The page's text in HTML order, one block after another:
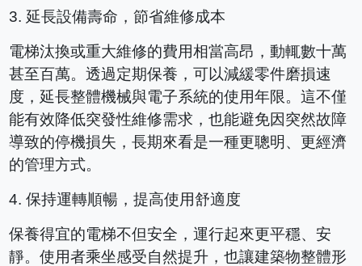
3. 延長設備壽命，節省維修成本
電梯汰換或重大維修的費用相當高昂，動輒數十萬
甚至百萬。透過定期保養，可以減緩零件磨損速
度，延長整體機械與電子系統的使用年限。這不僅
能有效降低突發性維修需求，也能避免因突然故障
導致的停機損失，長期來看是一種更聰明、更經濟
的管理方式。
4.保持運轉順暢，提高使用舒適度
保養得宜的電梯不但安全，運行起來更平穩、安
靜。使用者乘坐感受自然提升，也讓建築物整體形